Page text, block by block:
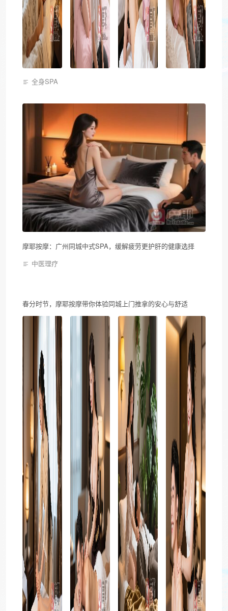
全身SPA
摩耶按摩：广州同城中式SPA，缓解疲劳更护肝的健康选择
中医理疗
春分时节，摩耶按摩带你体验同城上门推拿的安心与舒适